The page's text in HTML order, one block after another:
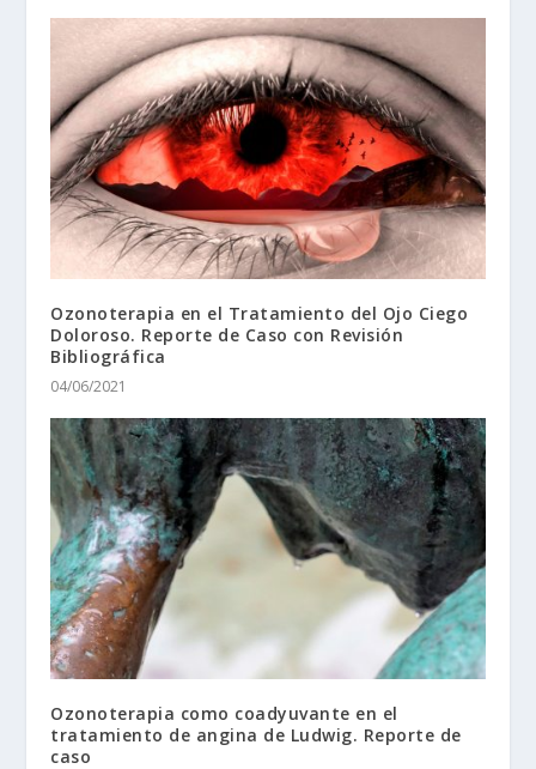
Ozonoterapia en el Tratamiento del Ojo Ciego
Doloroso. Reporte de Caso con Revisión
Bibliográfica
04/06/2021
Ozonoterapia como coadyuvante en el
tratamiento de angina de Ludwig. Reporte de
caso